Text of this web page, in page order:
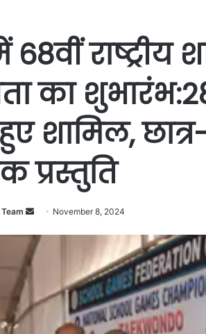
68वीं राष्ट्रीय
का
शामिल,
प्रस्तुति
Send
email
November 8, 2024